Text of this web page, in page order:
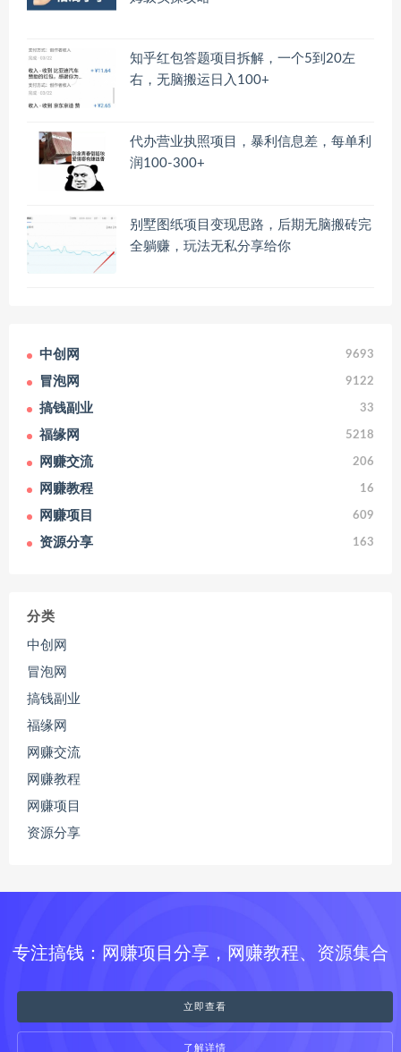
知乎红包答题项目拆解，一个5到20左
右，无脑搬运日入100+
代办营业执照项目，暴利信息差，每单利
润100-300+
别墅图纸项目变现思路，后期无脑搬砖完
全躺赚，玩法无私分享给你
中创网 9693
冒泡网 9122
搞钱副业 33
福缘网 5218
网赚交流 206
网赚教程 16
网赚项目 609
资源分享 163
分类
中创网
冒泡网
搞钱副业
福缘网
网赚交流
网赚教程
网赚项目
资源分享
专注搞钱：网赚项目分享，网赚教程、资源集合
立即查看
了解详情